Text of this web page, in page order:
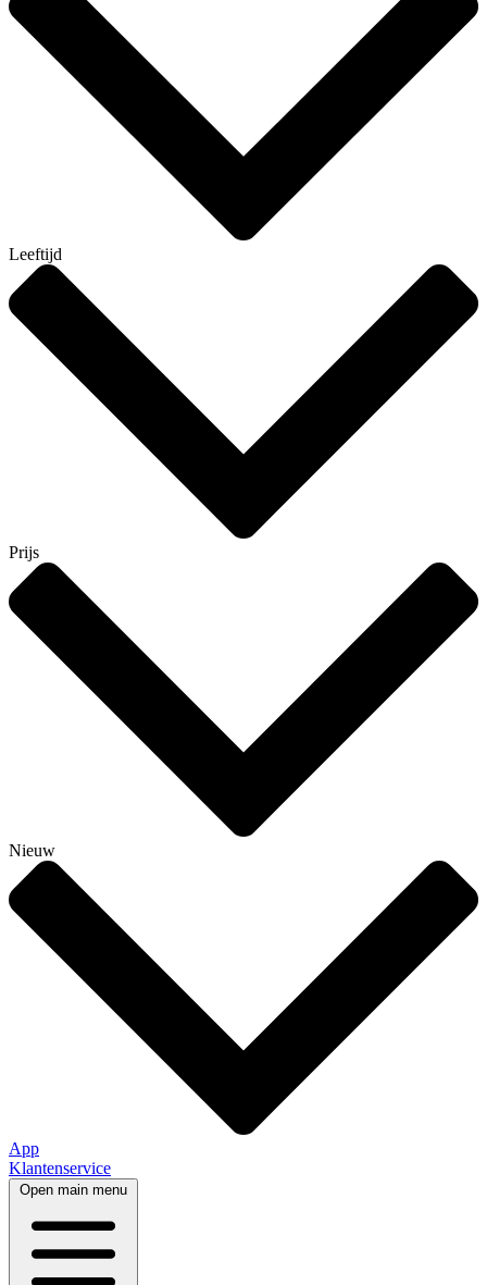
Leeftijd
Prijs
Nieuw
App
Klantenservice
Open main menu